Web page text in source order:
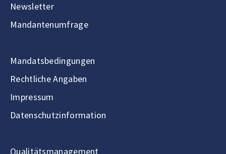
Newsletter
Mandantenumfrage
Mandatsbedingungen
Rechtliche Angaben
Impressum
Datenschutzinformation
Qualitätsmanagement